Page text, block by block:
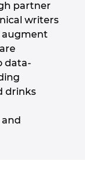
partner
writers
augment
data-
drinks